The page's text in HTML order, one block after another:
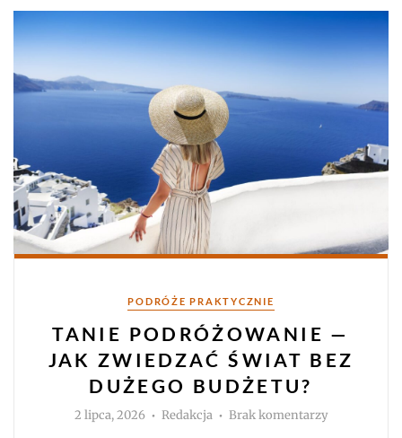
Kategorie
PODRÓŻE PRAKTYCZNIE
TANIE PODRÓŻOWANIE —
JAK ZWIEDZAĆ ŚWIAT BEZ
DUŻEGO BUDŻETU?
2 lipca, 2026 Autor
Redakcja Brak komentarzydo